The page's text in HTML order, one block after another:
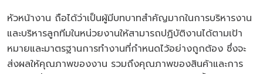
หัวหน้างาน ถือได้ว่าเป็นผู้มีบทบาทสำคัญมากในการบริหารงาน
และบริหารลูกทีมในหน่วยงานให้สามารถปฏิบัติงานได้ตามเป้า
หมายและมาตรฐานการทำงานที่กำหนดไว้อย่างถูกต้อง ซึ่งจะ
ส่งผลให้คุณภาพของงาน รวมถึงคุณภาพของสินค้าและการ